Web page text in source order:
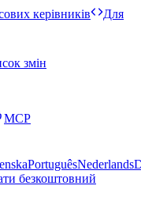
керівників
Для
змін
MCP
PortuguêsNederlands
безкоштовний